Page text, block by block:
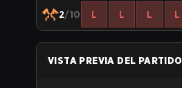
2/10 L L L L
VISTA PREVIA DEL PARTIDO